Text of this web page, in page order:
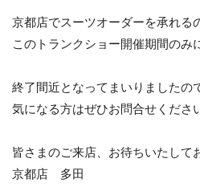
京都店でスーツオーダーを承れる
このトランクショー開催期間のみ
終了間近となってまいりましたの
気になる方はぜひお問合せくださ
皆さまのご来店、お待ちいたして
京都店 多田